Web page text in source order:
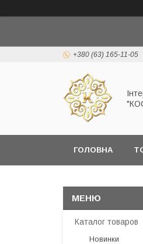
+380 (63) 165-11-05
ГОЛОВНА
Каталог товаров
Новинки